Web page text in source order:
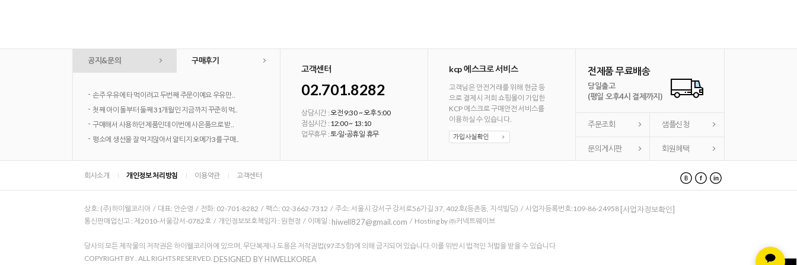
공지&문의 구매후기
- 손주 우유에 타 먹이려고 두번째 주문이예요 우유만..
- 첫째 아이 돌부터 둘째 31개월인 지금까지 꾸준히 먹..
- 구매해서 사용하던 제품인데 이번에 사은품으로 받..
- 평소에 생선을 잘 먹지않아서 알티지 오메가3를 구매..
고객센터
02.701.8282
상담시간 :오전 9:30 ~ 오후 5:00
점심시간 : 12:00 ~ 13:10
업무휴무 :토·일·공휴일 휴무
kcp 에스크로 서비스
고객님은 안전거래를 위해 현금 등
으로 결제시 저희 쇼핑몰이 가입한
KCP 에스크로 구매안전 서비스를
이용하실 수 있습니다.
전제품 무료배송
당일출고
(평일 오후4시 결제까지)
주문조회 샘플신청
문의게시판 회원혜택
회사소개 개인정보 처리방침 이용약관 고객센터
상호: (주)하이웰코리아 / 대표: 안순영 / 전화: 02-701-8282 / 팩스: 02-3662-7312 / 주소: 서울시 강서구 강서로56가길 37, 402호(등촌동, 지석빌딩) / 사업자등록번호:109-86-24958 [사업자정보확인]
통신판매업신고 : 제2010-서울강서-0782호 / 개인정보보호책임자 : 원현정 / 이메일 : hiwell827@gmail.com / Hosting by ㈜커넥트웨이브
당사의 모든 제작물의 저작권은 하이웰코리아에 있으며, 무단복제나 도용은 저작권법(97조5항)에 의해 금지되어 있습니다.이를 위반시 법적인 처벌을 받을 수 있습니다
COPYRIGHT BY. ALL RIGHTS RESERVED. DESIGNED BY HIWELLKOREA